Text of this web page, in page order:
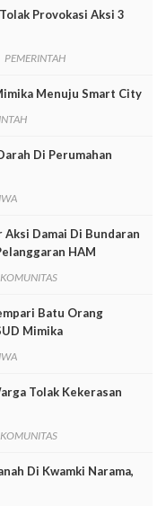
Provokasi Aksi 3
PEMERINTAH
Menuju Smart City
Di Perumahan
Damai Di Bundaran
HAM
KOMUNITAS
Batu Orang
Mimika
Tolak Kekerasan
KOMUNITAS
Di Kwamki Narama,